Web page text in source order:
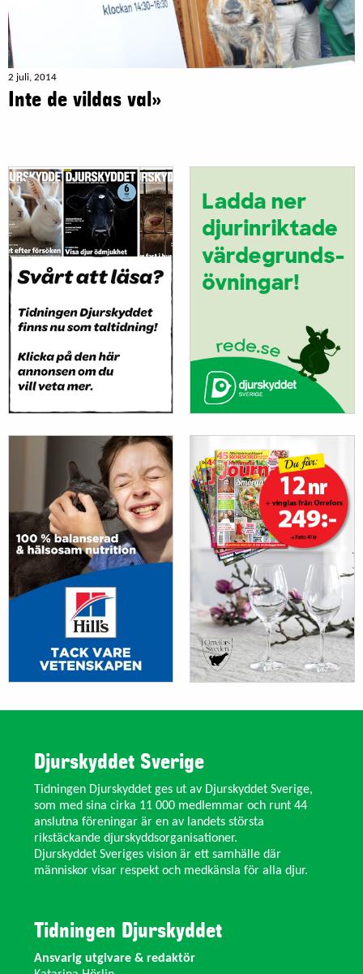
2 juli, 2014
Inte de vildas val»
Djurskyddet Sverige
Tidningen Djurskyddet ges ut av Djurskyddet Sverige,
som med sina cirka 11 000 medlemmar och runt 44
anslutna föreningar är en av landets största
rikstäckande djurskyddsorganisationer.
Djurskyddet Sveriges vision är ett samhälle där
människor visar respekt och medkänsla för alla djur.
Tidningen Djurskyddet
Ansvarig utgivare & redaktör